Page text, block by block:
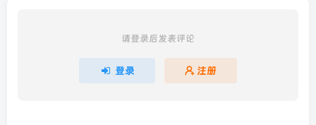
请登录后发表评论
登录 注册